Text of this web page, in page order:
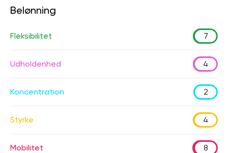
Belønning
Fleksibilitet 7
Udholdenhed 4
Koncentration 2
Styrke 4
Mobilitet 8